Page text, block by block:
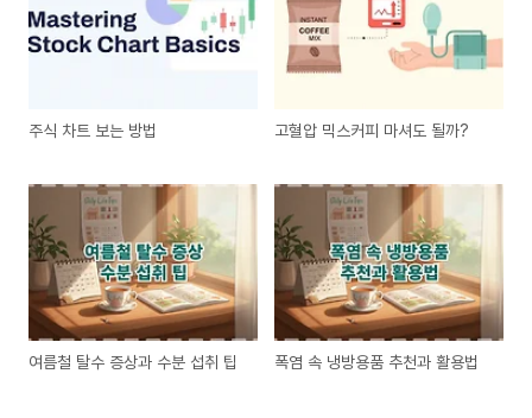
주식 차트 보는 방법 고혈압 믹스커피 마셔도 될까?
여름철 탈수 증상과 수분 섭취 팁 폭염 속 냉방용품 추천과 활용법